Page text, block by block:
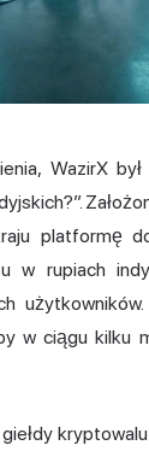
WazirX
platformę
w rupiach
w ciągu kilku